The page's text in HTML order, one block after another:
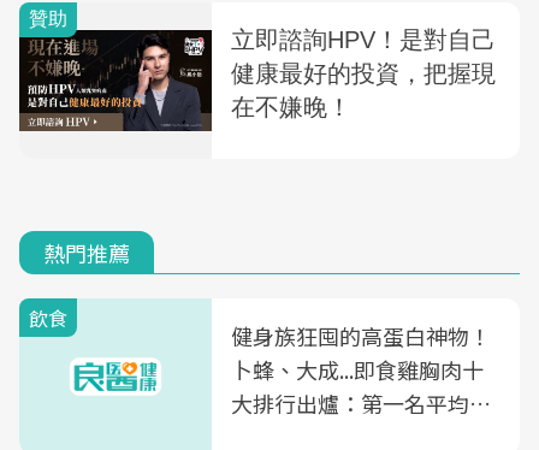
熱門推薦
飲食
健身族狂囤的高蛋白神物！
卜蜂、大成...即食雞胸肉十
大排行出爐：第一名平均一